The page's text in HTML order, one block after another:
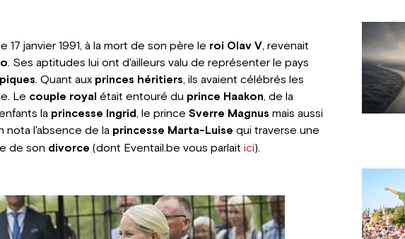
janvier 1991, à la mort de son père le roi Olav V, revenait
. Ses aptitudes lui ont d'ailleurs valu de représenter le pays
. Quant aux princes héritiers, ils avaient célébrés les
Le couple royal était entouré du prince Haakon, de la
la princesse Ingrid , le prince Sverre Magnus mais aussi
nota l'absence de la princesse Marta-Luise qui traverse une
de son divorce (dont Eventail.be vous parlait ici).